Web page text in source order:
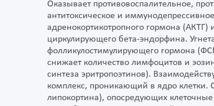
Оказывает противовоспалительное,
антитоксическое и
адренокортикотропного гормона
циркулирующего бета-эндорфина.
фолликулостимулирующего гормона
снижает количество лимфоцитов и
синтеза эритропоэтинов).
комплекс, проникающий в ядро клетки.
липокортина), опосредующих